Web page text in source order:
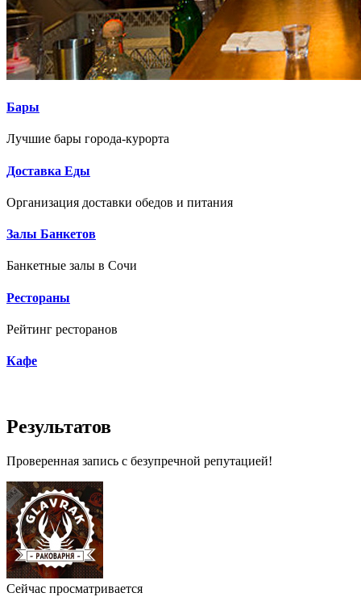
Бары
Лучшие бары города-курорта
Доставка Еды
Организация доставки обедов и питания
Залы Банкетов
Банкетные залы в Сочи
Рестораны
Рейтинг ресторанов
Кафе
Результатов
Проверенная запись с безупречной репутацией!
Сейчас просматривается